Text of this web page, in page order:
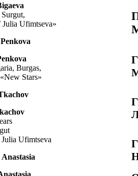
Surgut,
Julia Ufimtseva»
Burgas,
Stars»
Ufimtseva